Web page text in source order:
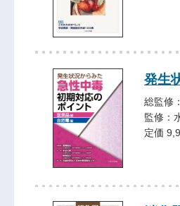
発生
総監修
監修：
定価